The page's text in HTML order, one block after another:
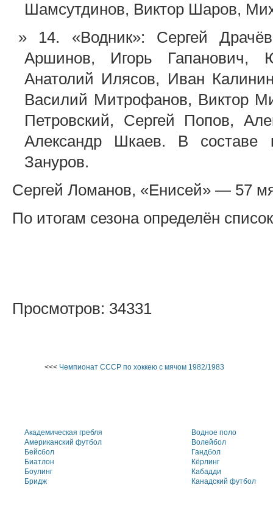
Шамсутдинов, Виктор Шаров,
14. «Водник»: Сергей
Аршинов, Игорь Гапанович,
Анатолий Илясов, Иван
Василий Митрофанов, Виктор
Петровский, Сергей Попов,
Александр Шкаев. В составе
Зануров.
Сергей Ломанов, «Енисей» — 57
По итогам сезона определён
Просмотров: 34331
<<< Чемпионат СССР по хоккею с мячом 1982/1983
Академическая гребля
Американский футбол
Бейсбол
Биатлон
Боулинг
Бридж
Водное поло
Волейбол
Гандбол
Кёрлинг
Кабадди
Канадский футбол